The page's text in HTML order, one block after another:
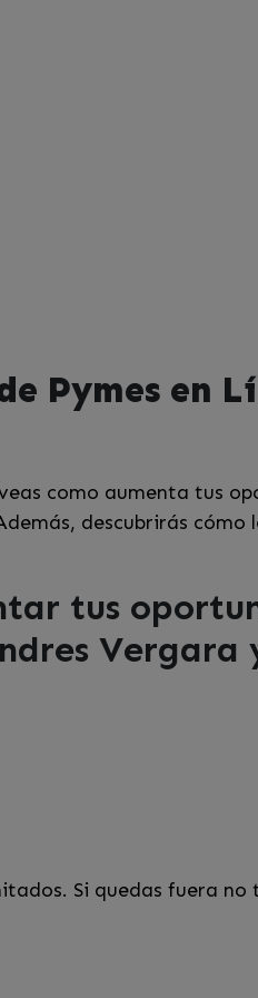
Pymes en
como aumenta tus
descubrirás cómo
tus
Vergara
Si quedas fuera no